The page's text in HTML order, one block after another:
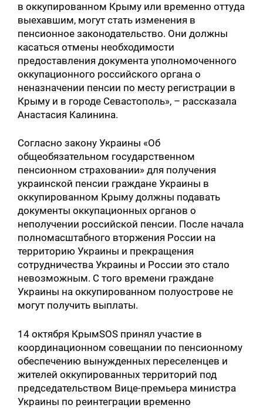
в оккупированном Крыму или временно оттуда
выехавшим, могут стать изменения в
пенсионное законодательство. Они должны
касаться отмены необходимости
предоставления документа уполномоченного
оккупационного российского органа о
неназначении пенсии по месту регистрации в
Крыму и в городе Севастополь», – рассказала
Анастасия Калинина.
Согласно закону Украины «Об
общеобязательном государственном
пенсионном страховании» для получения
украинской пенсии граждане Украины в
оккупированном Крыму должны подавать
документы оккупационных органов о
неполучении российской пенсии. После начала
полномасштабного вторжения России на
территорию Украины и прекращения
сотрудничества Украины и России это стало
невозможным. С того времени граждане
Украины на оккупированном полуострове не
могут получить выплаты.
14 октября КрымSOS принял участие в
координационном совещании по пенсионному
обеспечению вынужденных переселенцев и
жителей оккупированных территорий под
председательством Вице-премьера министра
Украины по реинтеграции временно